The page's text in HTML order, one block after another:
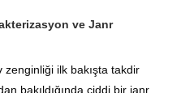
ve Janr
zenginliği ilk bakışta takdir
bakıldığında ciddi bir janr